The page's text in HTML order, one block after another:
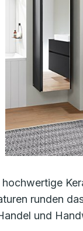
runden
und